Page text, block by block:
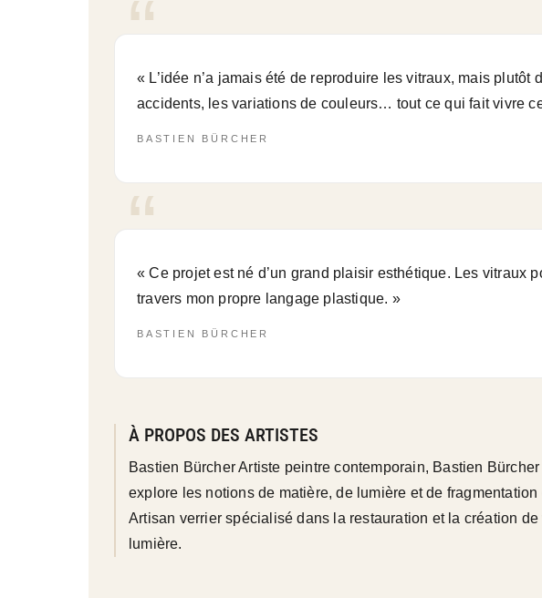
« L’idée n’a jamais été de reproduire les vitraux, mais
accidents, les variations de couleurs… tout ce qui fait vivre
BASTIEN BÜRCHER
« Ce projet est né d’un grand plaisir esthétique. Les vitraux
travers mon propre langage plastique. »
BASTIEN BÜRCHER
À PROPOS DES ARTISTES
Bastien Bürcher Artiste peintre contemporain, Bastien
explore les notions de matière, de lumière et de
Artisan verrier spécialisé dans la restauration et la création
lumière.